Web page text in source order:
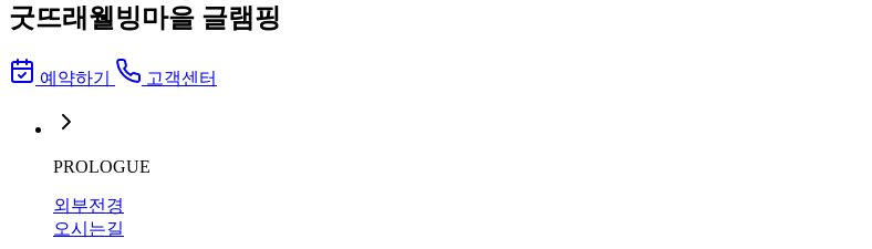
굿뜨래웰빙마을 글램핑
예약하기 고객센터
PROLOGUE
외부전경
오시는길